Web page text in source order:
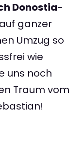
Donostia-
ganzer
Umzug so
wie
uns noch
Traum vom